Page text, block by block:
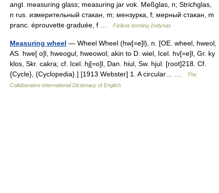
angl. measuring glass; measuring jar vok. Meßglas, n; Strichglas,
n rus. измерительный стакан, m; мензурка, f; мерный стакан, m
pranc. éprouvette graduée, f …
Fizikos terminų žodynas
Measuring wheel — Wheel Wheel (hw[=e]l), n. [OE. wheel, hweol,
AS. hwe[ o]l, hweogul, hweowol; akin to D. wiel, Icel. hv[=e]l, Gr. ky
klos, Skr. cakra; cf. Icel. hj[=o]l, Dan. hiul, Sw. hjul. [root]218. Cf.
{Cycle}, {Cyclopedia}.] [1913 Webster] 1. A circular… …
The
Collaborative International Dictionary of English